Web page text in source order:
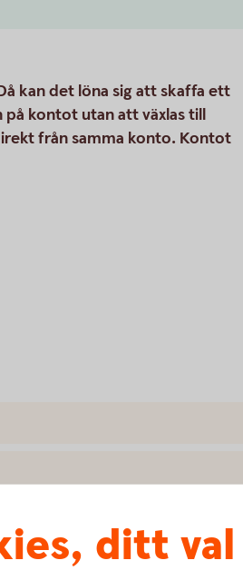
kan det löna sig att skaffa ett
kontot utan att växlas till
från samma konto. Kontot
ditt val